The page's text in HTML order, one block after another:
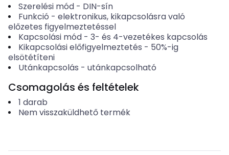
Szerelési mód- DIN-sín
Funkció - elektronikus, kikapcsolásra való
előzetes figyelmeztetéssel
Kapcsolási mód- 3- és 4-vezetékes kapcsolás
Kikapcsolási előfigyelmeztetés - 50%-ig
elsötétíteni
Utánkapcsolás - utánkapcsolható
Csomagolás és feltételek
1 darab
Nem visszaküldhető termék